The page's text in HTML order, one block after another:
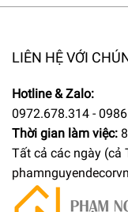
LIÊN HỆ VỚI
Hotline & Zalo:
0972.678.314 -
Thời gian làm việc:
Tất cả các ngày (cả